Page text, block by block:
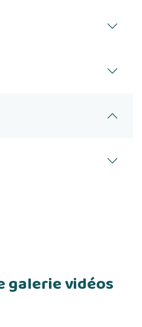
galerie vidéos